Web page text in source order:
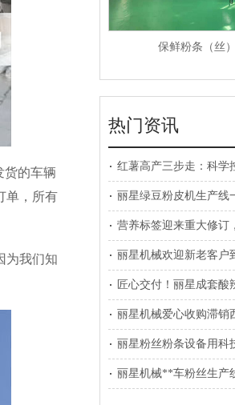
货的车辆
单，所有
为我们知
保鲜粉条（丝
热门资讯
丽星绿豆粉皮机生产线